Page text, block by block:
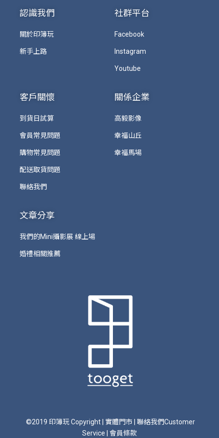
認識我們
關於印簿玩
新手上路
社群平台
Facebook
Instagram
Youtube
客戶關懷
到貨日試算
會員常見問題
購物常見問題
配送取貨問題
聯絡我們
關係企業
高毅影像
幸福山丘
幸福馬場
文章分享
我們的Mini攝影展 線上場
婚禮相關推薦
©2019 印簿玩 Copyright | 實體門市 | 聯絡我們Customer
Service | 會員條款